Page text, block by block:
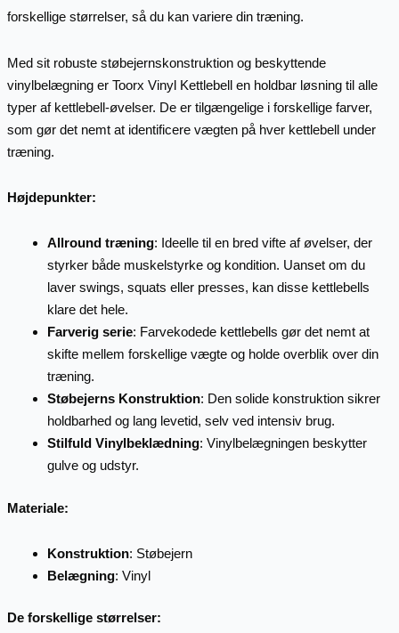
forskellige størrelser, så du kan variere din træning.
Med sit robuste støbejernskonstruktion og beskyttende
vinylbelægning er Toorx Vinyl Kettlebell en holdbar løsning til alle
typer af kettlebell-øvelser. De er tilgængelige i forskellige farver,
som gør det nemt at identificere vægten på hver kettlebell under
træning.
Højdepunkter:
Allround træning: Ideelle til en bred vifte af øvelser, der
styrker både muskelstyrke og kondition. Uanset om du
laver swings, squats eller presses, kan disse kettlebells
klare det hele.
Farverig serie: Farvekodede kettlebells gør det nemt at
skifte mellem forskellige vægte og holde overblik over din
træning.
Støbejerns Konstruktion: Den solide konstruktion sikrer
holdbarhed og lang levetid, selv ved intensiv brug.
Stilfuld Vinylbeklædning: Vinylbelægningen beskytter
gulve og udstyr.
Materiale:
Konstruktion: Støbejern
Belægning: Vinyl
De forskellige størrelser: